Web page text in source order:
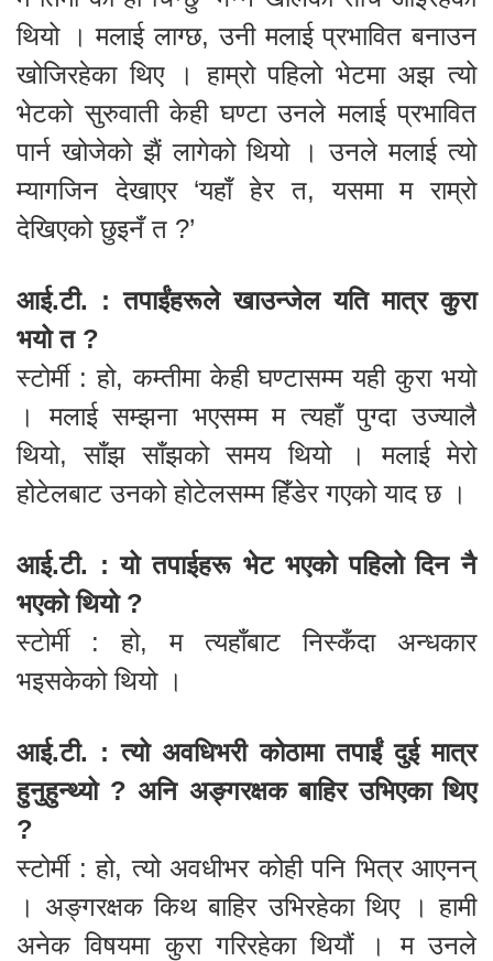
थियो । मलाई लाग्छ, उनी मलाई प्रभावित बनाउन
खोजिरहेका थिए । हाम्रो पहिलो भेटमा अझ त्यो
भेटको सुरुवाती केही घण्टा उनले मलाई प्रभावित
पार्न खोजेको झैं लागेको थियो । उनले मलाई त्यो
म्यागजिन देखाएर ‘यहाँ हेर त, यसमा म राम्रो
देखिएको छुइनँ त ?’
आई.टी. : तपाईंहरूले खाउन्जेल यति मात्र कुरा
भयो त ?
स्टोर्मी : हो, कम्तीमा केही घण्टासम्म यही कुरा भयो
। मलाई सम्झना भएसम्म म त्यहाँ पुग्दा उज्यालै
थियो, साँझ साँझको समय थियो । मलाई मेरो
होटेलबाट उनको होटेलसम्म हिँडेर गएको याद छ ।
आई.टी. : यो तपाईहरू भेट भएको पहिलो दिन नै
भएको थियो ?
स्टोर्मी : हो, म त्यहाँबाट निस्कँदा अन्धकार
भइसकेको थियो ।
आई.टी. : त्यो अवधिभरी कोठामा तपाईं दुई मात्र
हुनुहुन्थ्यो ? अनि अङ्गरक्षक बाहिर उभिएका थिए
?
स्टोर्मी : हो, त्यो अवधीभर कोही पनि भित्र आएनन्
। अङ्गरक्षक किथ बाहिर उभिरहेका थिए । हामी
अनेक विषयमा कुरा गरिरहेका थियौं । म उनले